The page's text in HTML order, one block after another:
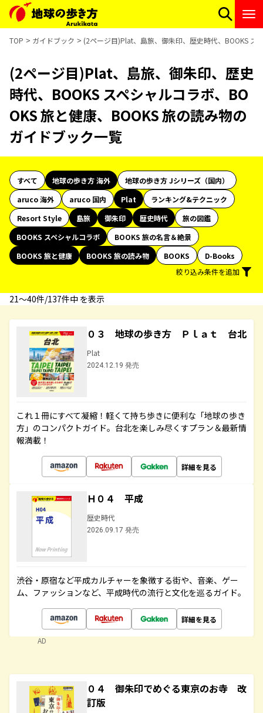
TOP ガイドブック (2ページ目)Plat、島旅、御朱印、歴史時代、BOOKS ス
(2ページ目)Plat、島旅、御朱印、歴史
時代、BOOKS スペシャルコラボ、BO
OKS 旅と健康、BOOKS 旅の読み物の
ガイドブック一覧
すべて 地球の歩き方 海外
地球の歩き方 Jシリーズ（国内）
aruco 海外
aruco 国内 Plat
ランキング&テクニック
Resort Style
島旅 御朱印 歴史時代
旅の図鑑
BOOKS スペシャルコラボ
BOOKS 旅の名言＆絶景
BOOKS 旅と健康
BOOKS 旅の読み物 BOOKS
D-Books
絞り込み条件を追加
21〜40件/137件中 を表示
０３ 地球の歩き方 Ｐｌａｔ 台北
Plat
2024.12.19 発売
これ１冊にすべて凝縮！軽くて持ち歩きに便利な「地球の歩き
方」のコンパクトガイド。台北を楽しみ尽くすプラン＆最新情
報満載！
詳細を見る
Ｈ０４ 平成
歴史時代
2026.09.17 発売
渋谷・原宿など平成カルチャーを象徴する街や、音楽、ゲー
ム、ファッションなど、平成時代の流行と文化を巡るガイド。
詳細を見る
AD
０４ 御朱印でめぐる東京のお寺 改
訂版